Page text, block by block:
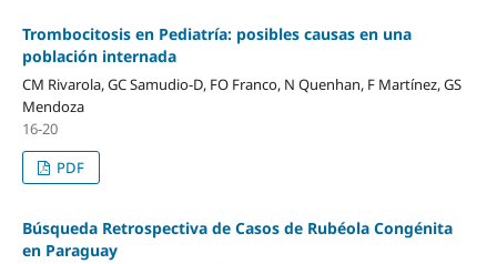
Trombocitosis en Pediatría: posibles causas en una
población internada
CM Rivarola, GC Samudio-D, FO Franco, N Quenhan, F Martínez, GS
Mendoza
16-20
PDF
Búsqueda Retrospectiva de Casos de Rubéola Congénita
en Paraguay